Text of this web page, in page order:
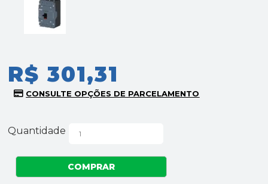
R$ 301,31
Quantidade